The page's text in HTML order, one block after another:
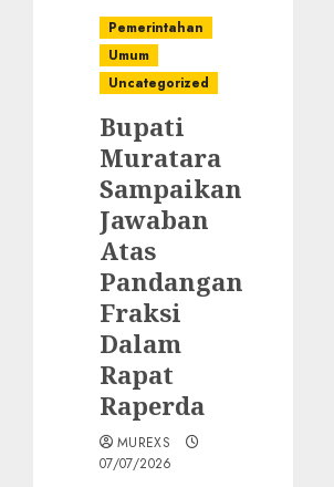
Pemerintahan
Umum
Uncategorized
Bupati
Muratara
Sampaikan
Jawaban
Atas
Pandangan
Fraksi
Dalam
Rapat
Raperda
MUREXS
07/07/2026